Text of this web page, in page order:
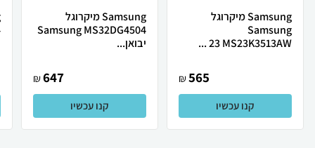
Samsung מיקרוגל
Samsung
MS23K3513AW ‏23 ...
565
₪
קנו עכשיו
Samsung מיקרוגל
Samsung MS32DG4504
יבואן...
647
₪
קנו עכשיו